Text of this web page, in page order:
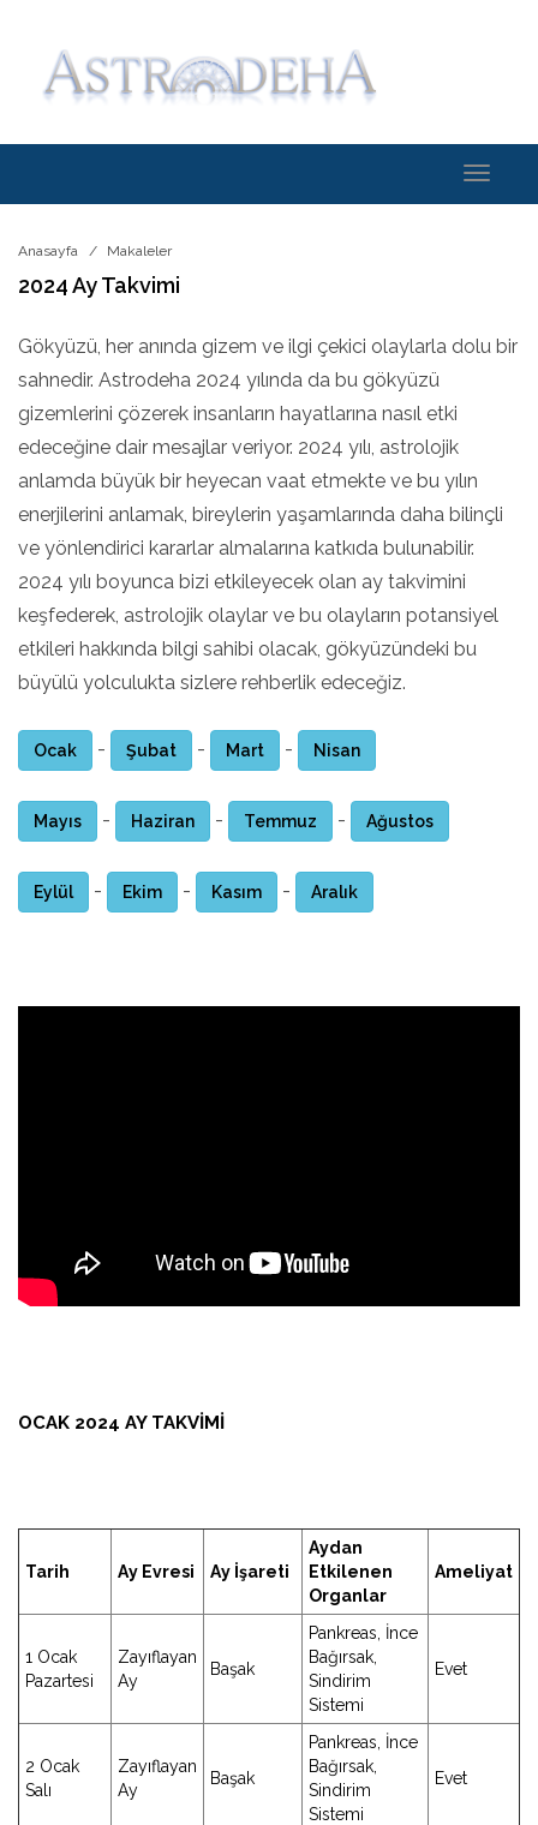
Toggle
Anasayfa Makaleler
2024 Ay Takvimi
Gökyüzü, her anında gizem ve ilgi çekici olaylarla dolu bir
sahnedir. Astrodeha 2024 yılında da bu gökyüzü
gizemlerini çözerek insanların hayatlarına nasıl etki
edeceğine dair mesajlar veriyor. 2024 yılı, astrolojik
anlamda büyük bir heyecan vaat etmekte ve bu yılın
enerjilerini anlamak, bireylerin yaşamlarında daha bilinçli
ve yönlendirici kararlar almalarına katkıda bulunabilir.
2024 yılı boyunca bizi etkileyecek olan ay takvimini
keşfederek, astrolojik olaylar ve bu olayların potansiyel
etkileri hakkında bilgi sahibi olacak, gökyüzündeki bu
büyülü yolculukta sizlere rehberlik edeceğiz.
Ocak - Şubat - Mart - Nisan
Mayıs - Haziran - Temmuz - Ağustos
Eylül - Ekim - Kasım - Aralık
OCAK 2024 AY TAKVIMI
Tarih Ay Evresi Ay İşareti
Aydan
Etkilenen
Organlar
Ameliyat
1 Ocak
Pazartesi
Zayıflayan
Ay
Başak
Pankreas, İnce
Bağırsak,
Sindirim
Sistemi
Evet
2 Ocak
Salı
Zayıflayan
Ay
Başak
Pankreas, İnce
Bağırsak,
Sindirim
Sistemi
Evet